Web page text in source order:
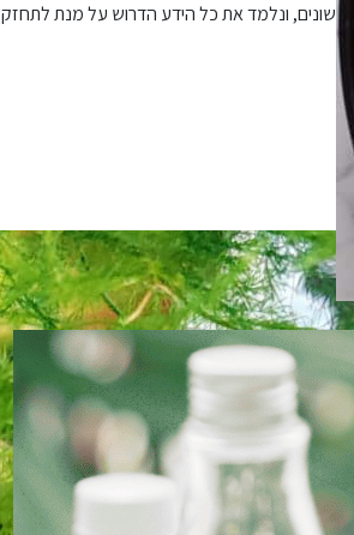
שונים, ונלמד את כל הידע הדרוש על מנת לתחזק